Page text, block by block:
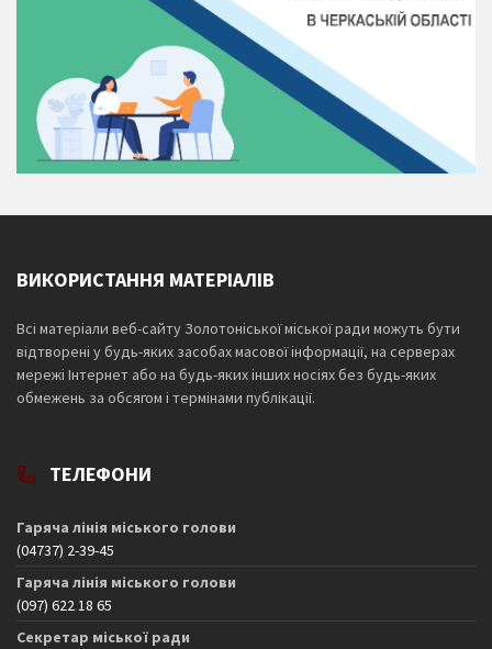
ВИКОРИСТАННЯ МАТЕРІАЛІВ
Всі матеріали веб-сайту Золотоніської міської ради можуть бути
відтворені у будь-яких засобах масової інформації, на серверах
мережі Інтернет або на будь-яких інших носіях без будь-яких
обмежень за обсягом і термінами публікації.
ТЕЛЕФОНИ
Гаряча лінія міського голови
(04737) 2-39-45
Гаряча лінія міського голови
(097) 622 18 65
Секретар міської ради